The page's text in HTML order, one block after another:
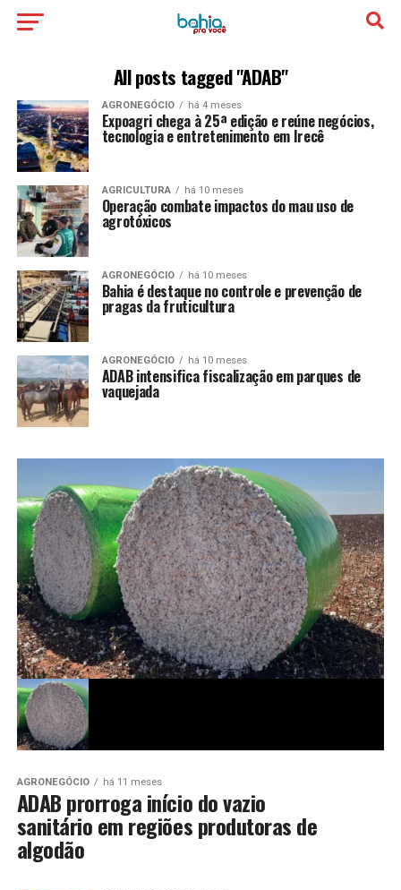
All posts tagged "ADAB"
AGRONEGÓCIO há 4 meses
Expoagri chega à 25ª edição e reúne negócios,
tecnologia e entretenimento em Irecê
AGRICULTURA há 10 meses
Operação combate impactos do mau uso de
agrotóxicos
AGRONEGÓCIO há 10 meses
Bahia é destaque no controle e prevenção de
pragas da fruticultura
AGRONEGÓCIO há 10 meses
ADAB intensifica fiscalização em parques de
vaquejada
AGRONEGÓCIO há 11 meses
ADAB prorroga início do vazio
sanitário em regiões produtoras de
algodão